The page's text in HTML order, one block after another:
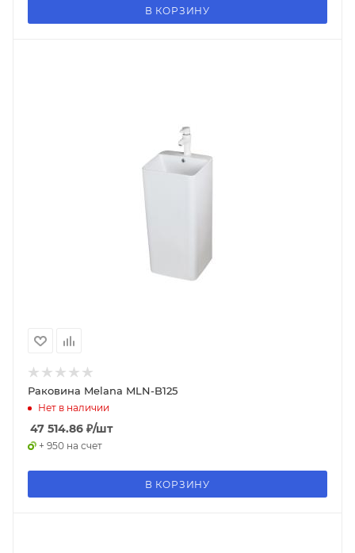
В КОРЗИНУ
Раковина Melana MLN-B125
Нет в наличии
47 514.86 ₽/шт
+ 950 на счет
В КОРЗИНУ